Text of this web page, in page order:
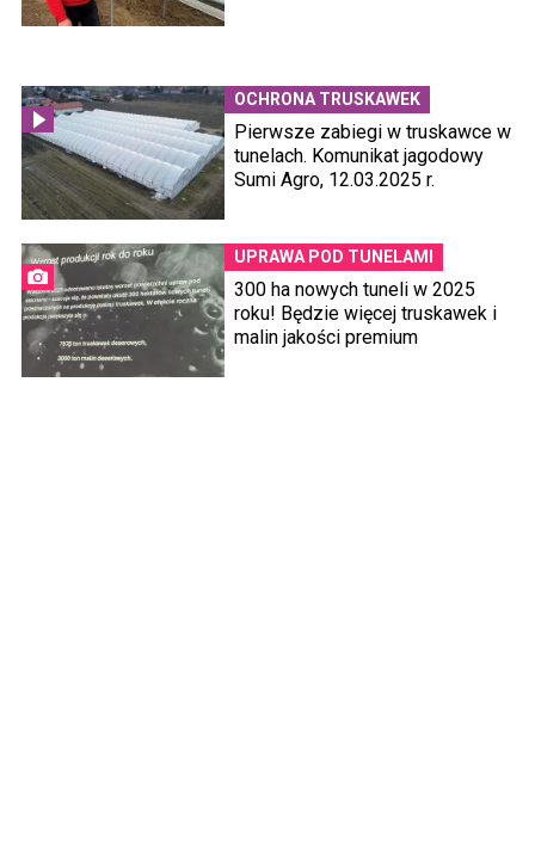
OCHRONA TRUSKAWEK
Pierwsze zabiegi w truskawce w
tunelach. Komunikat jagodowy
Sumi Agro, 12.03.2025 r.
UPRAWA POD TUNELAMI
300 ha nowych tuneli w 2025
roku! Będzie więcej truskawek i
malin jakości premium